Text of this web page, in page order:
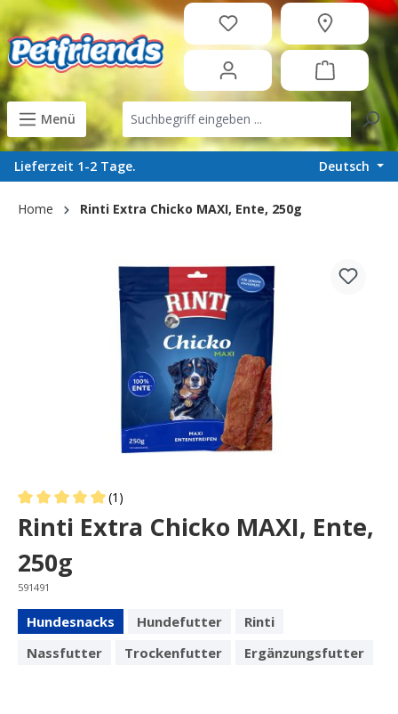
content
Menü
Lieferzeit 1-2 Tage. Deutsch
Home Rinti Extra Chicko MAXI, Ente, 250g
Average rating of 5 out of 5 stars
(1)
Rinti Extra Chicko MAXI, Ente,
250g
591491
Hundesnacks Hundefutter
Rinti
Nassfutter
Trockenfutter Ergänzungsfutter